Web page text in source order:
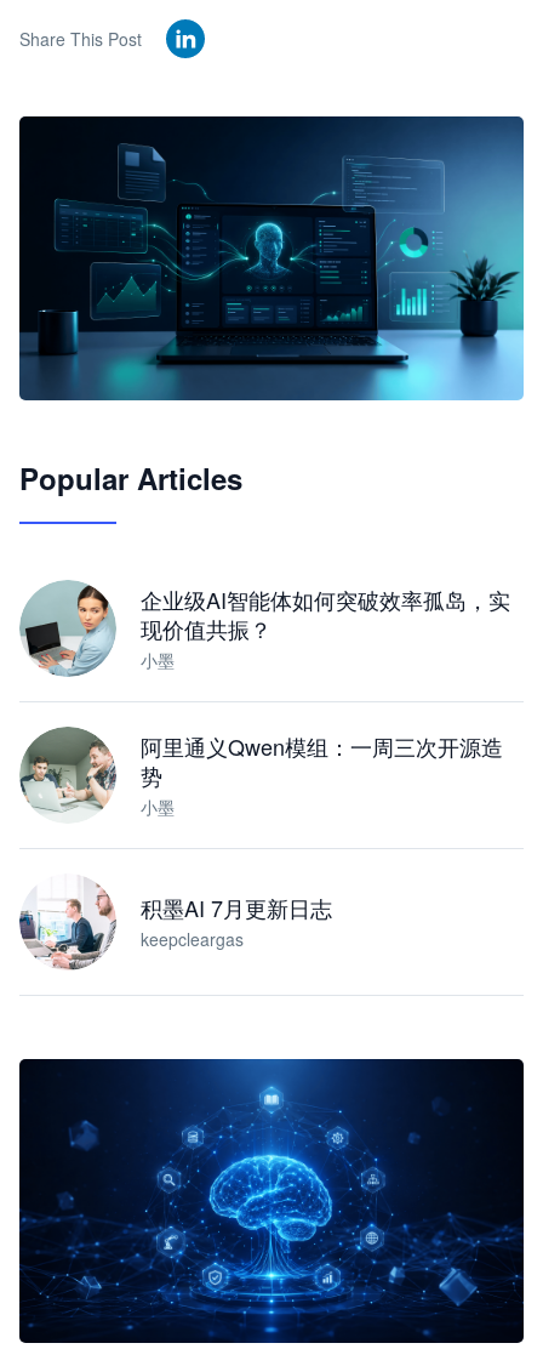
Share This Post
JimoClaw 桌面 AI Agent 工作台
Popular Articles
企业级AI智能体如何突破效率孤岛，实
现价值共振？
小墨
阿里通义Qwen模组：一周三次开源造
势
小墨
积墨AI 7月更新日志
keepcleargas